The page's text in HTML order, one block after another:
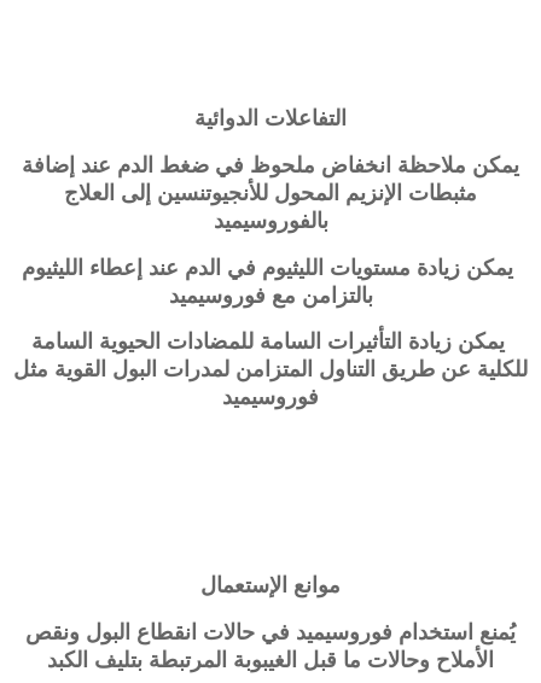
التفاعلات الدوائية
يمكن ملاحظة انخفاض ملحوظ في ضغط الدم عند إضافة
مثبطات الإنزيم المحول للأنجيوتنسين إلى العلاج
بالفوروسيميد
يمكن زيادة مستويات الليثيوم في الدم عند إعطاء الليثيوم
بالتزامن مع فوروسيميد
يمكن زيادة التأثيرات السامة للمضادات الحيوية السامة
للكلية عن طريق التناول المتزامن لمدرات البول القوية مثل
فوروسيميد
موانع الإستعمال
يُمنع استخدام فوروسيميد في حالات انقطاع البول ونقص
الأملاح وحالات ما قبل الغيبوبة المرتبطة بتليف الكبد